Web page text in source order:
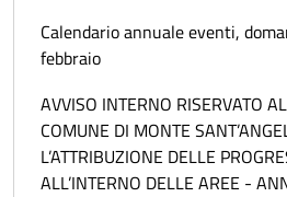
Calendario annuale eventi,
febbraio
AVVISO INTERNO RISERVATO
COMUNE DI MONTE
L’ATTRIBUZIONE DELLE
ALL’INTERNO DELLE AREE -